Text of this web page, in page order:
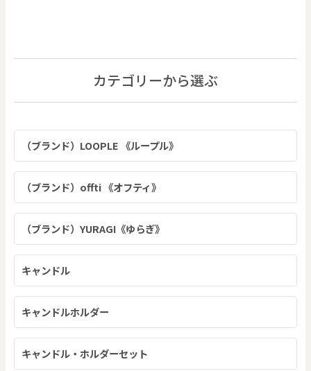
カテゴリーから選ぶ
（ブランド）LOOPLE 《ループル》
（ブランド）offti 《オフティ》
（ブランド）YURAGI《ゆらぎ》
キャンドル
キャンドルホルダー
キャンドル・ホルダーセット